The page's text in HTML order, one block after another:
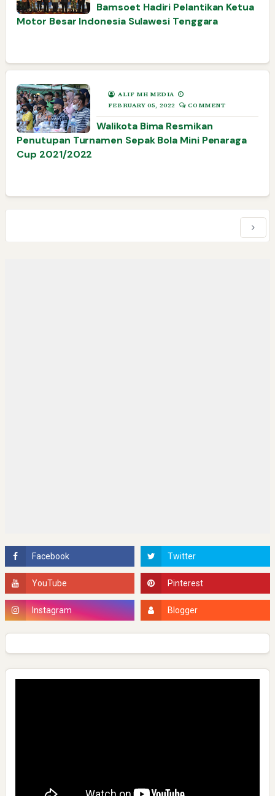
Bamsoet Hadiri Pelantikan Ketua
Motor Besar Indonesia Sulawesi Tenggara
ALIF MH MEDIA
FEBRUARY 05, 2022
COMMENT
Walikota Bima Resmikan
Penutupan Turnamen Sepak Bola Mini Penaraga
Cup 2021/2022